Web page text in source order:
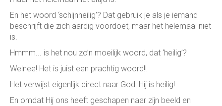
En het woord ‘schijnheilig'? Dat gebruik je als je iemand
beschrijft die zich aardig voordoet, maar het helemaal niet
is.
Hmmm... is het nou zo’n moeilijk woord, dat ‘heilig’?
Welnee! Het is juist een prachtig woord!!
Het verwijst eigenlijk direct naar God: Hij is heilig!
En omdat Hij ons heeft geschapen naar zijn beeld en